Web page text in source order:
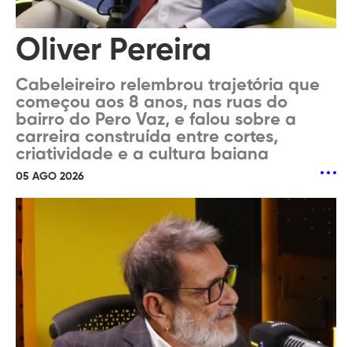
Oliver Pereira
Cabeleireiro relembrou trajetória que
começou aos 8 anos, nas ruas do
bairro do Pero Vaz, e falou sobre a
carreira construída entre cortes,
criatividade e a cultura baiana
05 AGO 2026